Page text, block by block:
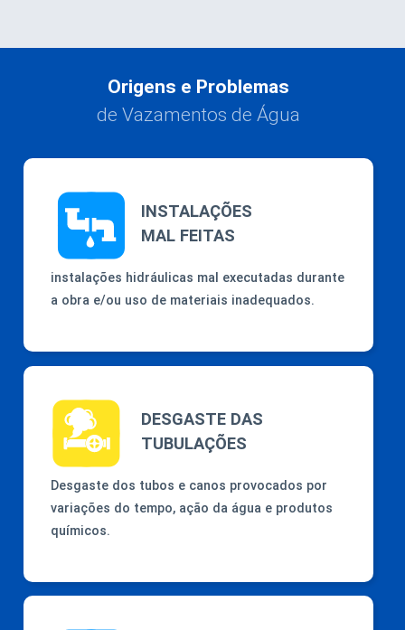
Origens e Problemas
de Vazamentos de Água
INSTALAÇÕES
MAL FEITAS
instalações hidráulicas mal executadas durante
a obra e/ou uso de materiais inadequados.
DESGASTE DAS
TUBULAÇÕES
Desgaste dos tubos e canos provocados por
variações do tempo, ação da água e produtos
químicos.